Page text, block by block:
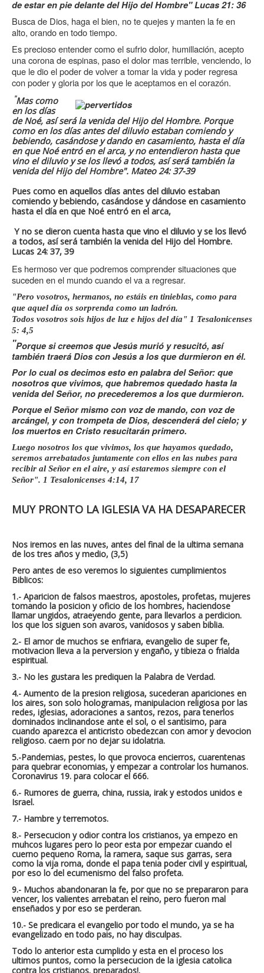
de estar en pie delante del Hijo del Hombre" Lucas 21: 36
Busca de Dios, haga el bien, no te quejes y manten la fe en
alto, orando en todo tiempo.
Es precioso entender como el sufrio dolor, humillación, acepto
una corona de espinas, paso el dolor mas terrible, venciendo, lo
que le dio el poder de volver a tomar la vida y poder regresa
con poder y gloria por los que le aceptamos en el corazón.
"Mas como
en los días
de Noé, así será la venida del Hijo del Hombre. Porque
como en los días antes del diluvio estaban comiendo y
bebiendo, casándose y dando en casamiento, hasta el día
en que Noé entró en el arca, y no entendieron hasta que
vino el diluvio y se los llevó a todos, así será también la
venida del Hijo del Hombre". Mateo 24: 37-39
Pues como en aquellos días antes del diluvio estaban
comiendo y bebiendo, casándose y dándose en casamiento
hasta el día en que Noé entró en el arca,
Y no se dieron cuenta hasta que vino el diluvio y se los llevó
a todos, así será también la venida del Hijo del Hombre.
Lucas 24: 37, 39
Es hermoso ver que podremos comprender situaciones que
suceden en el mundo cuando el va a regresar.
"Pero vosotros, hermanos, no estáis en tinieblas, como para
que aquel día os sorprenda como un ladrón.
Todos vosotros sois hijos de luz e hijos del día" 1 Tesalonicenses
5: 4,5
"Porque si creemos que Jesús murió y resucitó, así
también traerá Dios con Jesús a los que durmieron en él.
Por lo cual os decimos esto en palabra del Señor: que
nosotros que vivimos, que habremos quedado hasta la
venida del Señor, no precederemos a los que durmieron.
Porque el Señor mismo con voz de mando, con voz de
arcángel, y con trompeta de Dios, descenderá del cielo; y
los muertos en Cristo resucitarán primero.
Luego nosotros los que vivimos, los que hayamos quedado,
seremos arrebatados juntamente con ellos en las nubes para
recibir al Señor en el aire, y así estaremos siempre con el
Señor". 1 Tesalonicenses 4:14, 17
MUY PRONTO LA IGLESIA VA HA DESAPARECER
Nos iremos en las nuves, antes del final de la ultima semana
de los tres años y medio, (3,5)
Pero antes de eso veremos lo siguientes cumplimientos
Biblicos:
1.- Aparicion de falsos maestros, apostoles, profetas, mujeres
tomando la posicion y oficio de los hombres, haciendose
llamar ungidos, atraeyendo gente, para llevarlos a perdicion.
los que los siguen son avaros, vanidosos y saben biblia.
2.- El amor de muchos se enfriara, evangelio de super fe,
motivacion lleva a la perversion y engaño, y tibieza o frialda
espiritual.
3.- No les gustara les prediquen la Palabra de Verdad.
4.- Aumento de la presion religiosa, sucederan apariciones en
los aires, son solo hologramas, manipulacion religiosa por las
redes, iglesias, adoraciones a santos, rezos, para tenerlos
dominados inclinandose ante el sol, o el santisimo, para
cuando aparezca el anticristo obedezcan con amor y devocion
religioso. caern por no dejar su idolatria.
5.-Pandemias, pestes, lo que provoca encierros, cuarentenas
para quebrar economias, y empezar a controlar los humanos.
Coronavirus 19. para colocar el 666.
6.- Rumores de guerra, china, russia, irak y estodos unidos e
Israel.
7.- Hambre y terremotos.
8.- Persecucion y odior contra los cristianos, ya empezo en
muhcos lugares pero lo peor esta por empezar cuando el
cuerno pequeno Roma, la ramera, saque sus garras, sera
como la vija roma, donde el papa tenia poder civil y espiritual,
por eso lo del ecumenismo del falso profeta.
9.- Muchos abandonaran la fe, por que no se prepararon para
vencer, los valientes arrebatan el reino, pero fueron mal
enseñados y por eso se perderan.
10.- Se predicara el evangelio por todo el mundo, ya se ha
evangelizado en todo pais, no hay disculpas.
Todo lo anterior esta cumplido y esta en el proceso los
ultimos puntos, como la persecucion de la iglesia catolica
contra los cristianos. preparados!.